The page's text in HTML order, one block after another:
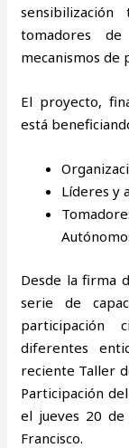
tomadores
mecanismos de
El proyecto,
está
Líderes y
Desde la firma
serie de
participación
diferentes
reciente Taller
Participación
el jueves 20
Francisco.